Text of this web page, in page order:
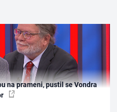
na prameni, pustil se Vondra